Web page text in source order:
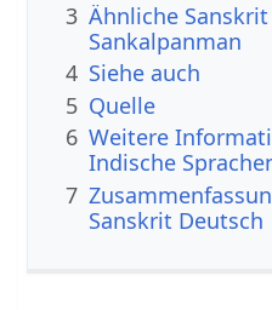
3 Ähnliche
Sankalpanman
4 Siehe auch
5 Quelle
6 Weitere
Indische
7
Sanskrit Deutsch